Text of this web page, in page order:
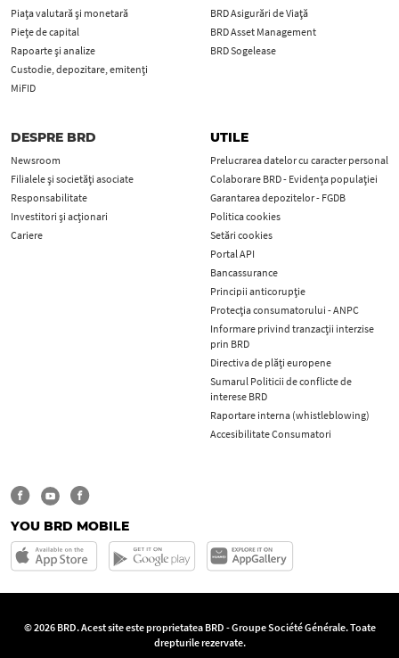
Piața valutară și monetară
Piețe de capital
Rapoarte și analize
Custodie, depozitare, emitenți
MiFID
BRD Asigurări de Viață
BRD Asset Management
BRD Sogelease
DESPRE BRD
Newsroom
Filialele și societăți asociate
Responsabilitate
Investitori și acționari
Cariere
UTILE
Prelucrarea datelor cu caracter personal
Colaborare BRD - Evidența populației
Garantarea depozitelor - FGDB
Politica cookies
Setări cookies
Portal API
Bancassurance
Principii anticorupţie
Protecţia consumatorului - ANPC
Informare privind tranzacții interzise
prin BRD
Directiva de plăți europene
Sumarul Politicii de conflicte de
interese BRD
Raportare interna (whistleblowing)
Accesibilitate Consumatori
YOU BRD MOBILE
© 2026 BRD. Acest site este proprietatea BRD - Groupe Société Générale. Toate
drepturile rezervate.